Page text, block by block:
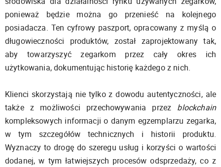
ponieważ będzie można go przenieść na kolejnego
posiadacza. Ten cyfrowy paszport, opracowany z myślą o
długowieczności produktów, został zaprojektowany tak,
aby towarzyszyć zegarkom przez cały okres ich
użytkowania, dokumentując historię każdego z nich.
Klienci skorzystają nie tylko z dowodu autentyczności, ale
także z możliwości przechowywania przez blockchain
kompleksowych informacji o danym egzemplarzu zegarka,
w tym szczegółów technicznych i historii produktu.
Wyznaczy to drogę do szeregu usług i korzyści o wartości
dodanej, w tym łatwiejszych procesów odsprzedaży, co z